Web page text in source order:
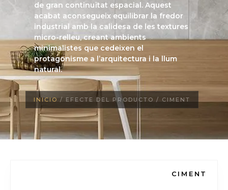
de gran continuïtat espacial. Aquest
acabat aconsegueix equilibrar la fredor
industrial amb la calidesa de les textures
micro-relleu, creant ambients
minimalistes que cedeixen el
protagonisme a l’arquitectura i la llum
natural.
INICIO / EFECTE DEL PRODUCTO / CIMENT
CIMENT